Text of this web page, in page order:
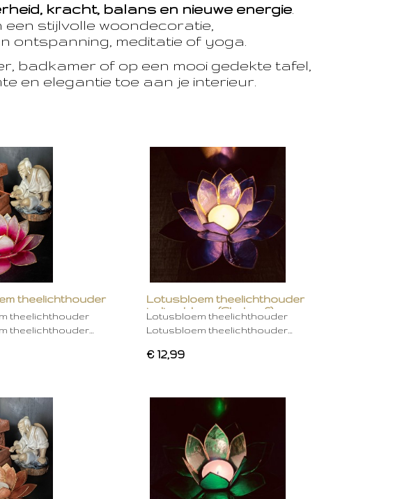
kracht, balans en nieuwe energie.
stijlvolle woondecoratie,
ontspanning, meditatie of yoga.
badkamer of op een mooi gedekte tafel,
en elegantie toe aan je interieur.
theelichthouder
theelichthouder
theelichthouder…
Lotusbloem theelichthouder
indigo blauw (Chakra 6)
Lotusbloem theelichthouder
Lotusbloem theelichthouder…
€ 12,99